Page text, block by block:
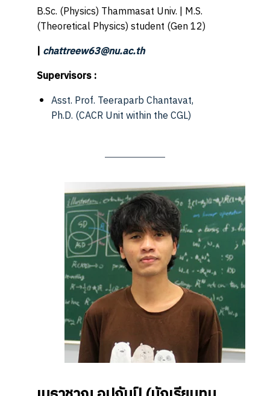
B.Sc. (Physics) Thammasat Univ. | M.S.
(Theoretical Physics) student (Gen 12)
| chattreew63@nu.ac.th
Supervisors :
Asst. Prof. Teeraparb Chantavat,
Ph.D. (CACR Unit within the CGL)